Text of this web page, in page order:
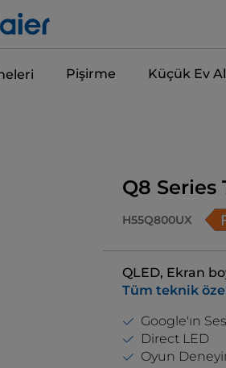
Pişirme Küçük Ev
Q8 Series
H55Q800UX
QLED, Ekran
Tüm teknik
Google'ın
Direct LED
Oyun